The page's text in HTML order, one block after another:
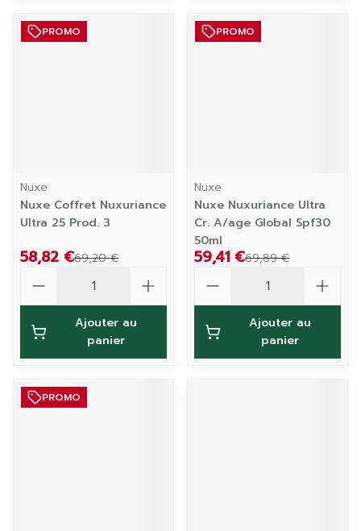
PROMO
Nuxe
Nuxe Coffret Nuxuriance
Ultra 25 Prod. 3
69,20 €
58,82 €
Ajouter au
panier
PROMO
Nuxe
Nuxe Nuxuriance Ultra
Cr. A/age Global Spf30
50ml
69,89 €
59,41 €
Ajouter au
panier
PROMO